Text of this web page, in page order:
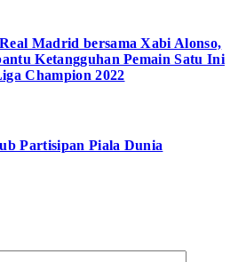
Madrid bersama Xabi Alonso,
Ketangguhan Pemain Satu Ini
Champion 2022
Partisipan Piala Dunia